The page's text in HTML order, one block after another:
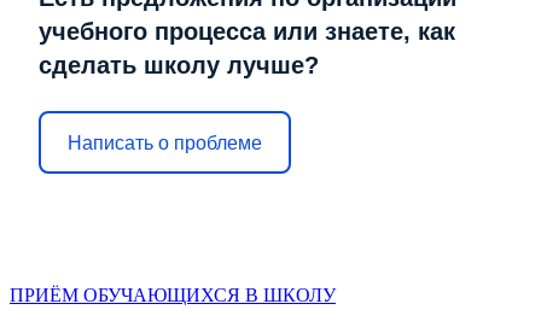
учебного процесса или знаете, как
сделать школу лучше?
Написать о проблеме
ПРИЁМ ОБУЧАЮЩИХСЯ В ШКОЛУ